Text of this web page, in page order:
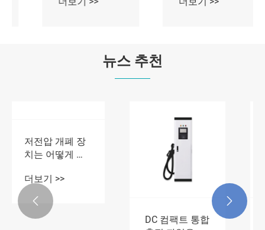
뉴스 추천
기술적 혁신은
새로운 전력망
입합니다!
더보기 >>
신에너지 배전
설비는 신에너
지 생산과 기존
전력망을 연결
하는 핵심 허브
더보기 >>
 